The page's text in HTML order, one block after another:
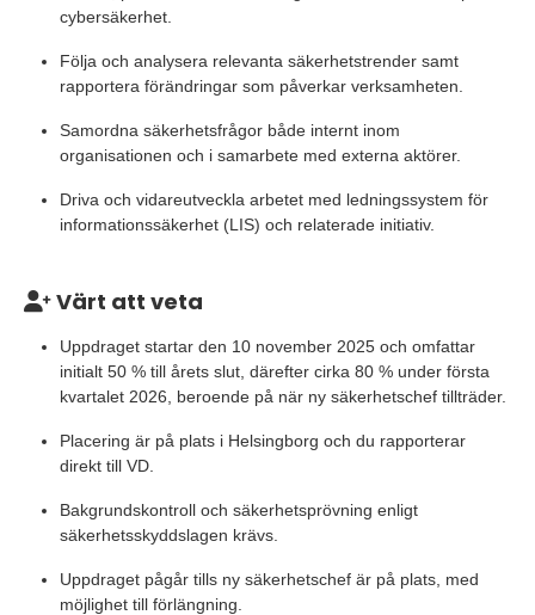
cybersäkerhet.
Följa och analysera relevanta säkerhetstrender samt
rapportera förändringar som påverkar verksamheten.
Samordna säkerhetsfrågor både internt inom
organisationen och i samarbete med externa aktörer.
Driva och vidareutveckla arbetet med ledningssystem för
informationssäkerhet (LIS) och relaterade initiativ.
Värt att veta
Uppdraget startar den 10 november 2025 och omfattar
initialt 50 % till årets slut, därefter cirka 80 % under första
kvartalet 2026, beroende på när ny säkerhetschef tillträder.
Placering är på plats i Helsingborg och du rapporterar
direkt till VD.
Bakgrundskontroll och säkerhetsprövning enligt
säkerhetsskyddslagen krävs.
Uppdraget pågår tills ny säkerhetschef är på plats, med
möjlighet till förlängning.